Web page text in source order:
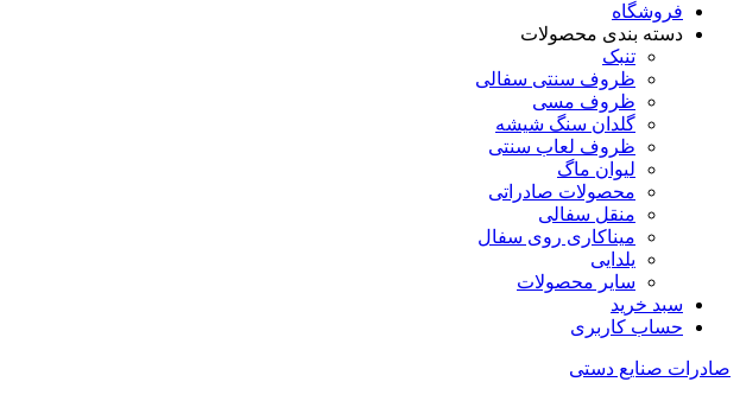
فروشگاه
دسته بندی محصولات
تنبک
ظروف سنتی سفالی
ظروف مسی
گلدان سنگ شیشه
ظروف لعاب سنتی
لیوان ماگ
محصولات صادراتی
منقل سفالی
میناکاری روی سفال
یلدایی
سایر محصولات
سبد خرید
حساب کاربری
صادرات صنایع دستی